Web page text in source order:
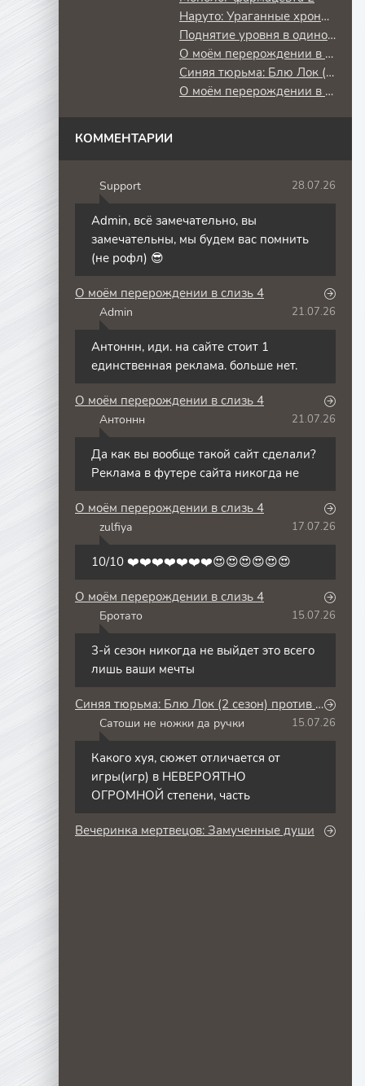
Наруто: Ураганные хроники
Поднятие уровня в одиночку: Повторное пробуждение
О моём перерождении в слизь
Синяя тюрьма: Блю Лок (2 сезон) против юношеской сборной Японии
О моём перерождении в слизь 3
КОММЕНТАРИИ
Support 28.07.26
Admin, всё замечательно, вы
замечательны, мы будем вас помнить
(не рофл) 😎
О моём перерождении в слизь 4
Admin 21.07.26
Антоннн, иди. на сайте стоит 1
единственная реклама. больше нет.
О моём перерождении в слизь 4
Антоннн 21.07.26
Да как вы вообще такой сайт сделали?
Реклама в футере сайта никогда не
О моём перерождении в слизь 4
zulfiya 17.07.26
10/10 ❤️❤️❤️❤️❤️❤️❤️😍😍😍😍😍😍
О моём перерождении в слизь 4
Бротато 15.07.26
3-й сезон никогда не выйдет это всего
лишь ваши мечты
Синяя тюрьма: Блю Лок (2 сезон) против юношеской сборной Японии
Сатоши не ножки да ручки 15.07.26
Какого хуя, сюжет отличается от
игры(игр) в НЕВЕРОЯТНО
ОГРОМНОЙ степени, часть
Вечеринка мертвецов: Замученные души